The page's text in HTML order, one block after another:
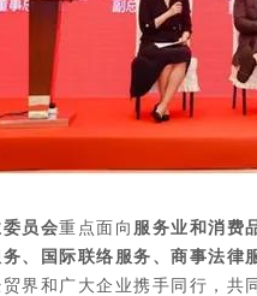
员会重点面向 服务业和消费
、国际联络服务、商事法律
界和广大企业携手同行，共